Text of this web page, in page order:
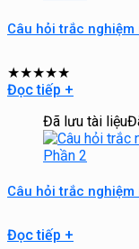
Câu hỏi trắc nghiệm
★★★★★
Đọc tiếp +
Đã lưu tài liệu
Câu hỏi trắc
Đọc tiếp +